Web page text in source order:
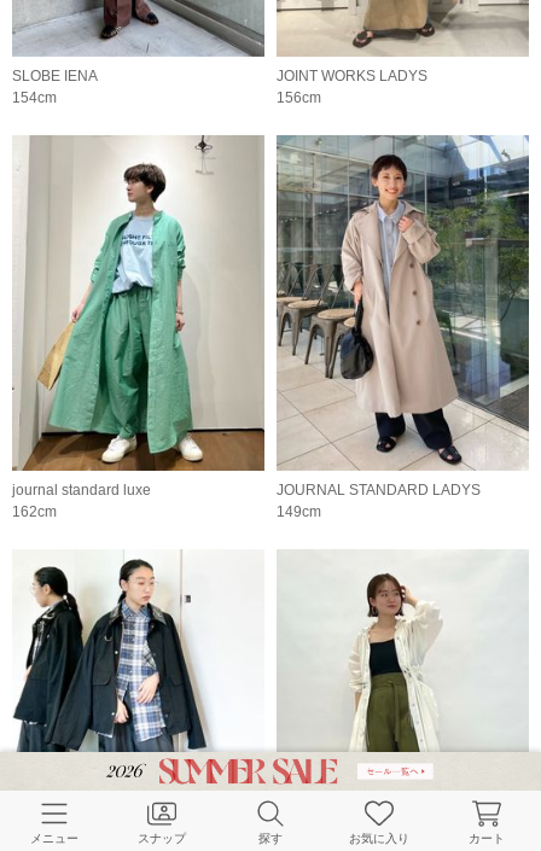
SLOBE IENA
154cm
JOINT WORKS LADYS
156cm
journal standard luxe
162cm
JOURNAL STANDARD LADYS
149cm
メニュー スナップ 探す お気に入り カート